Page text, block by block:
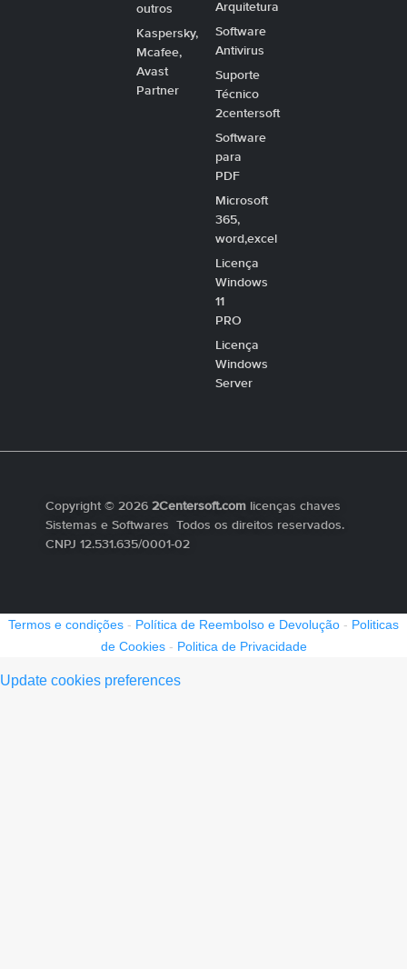
outros
Kaspersky,
Mcafee,
Avast
Partner
Arquitetura
Software
Antivirus
Suporte
Técnico
2centersoft
Software
para
PDF
Microsoft
365,
word,excel
Licença
Windows
11
PRO
Licença
Windows
Server
Copyright © 2026 2Centersoft.com licenças chaves
Sistemas e Softwares Todos os direitos reservados.
CNPJ 12.531.635/0001-02
Termos e condições - Política de Reembolso e Devolução - Politicas
de Cookies- Politica de Privacidade
Update cookies preferences